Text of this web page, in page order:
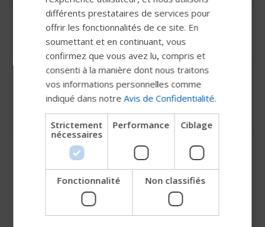
TiLite X order form
TiLite Z order form
Essayez notre nouveau guide
Permobil
DUTCH
GERMAN
DANISH
NORWEGIAN
CHINESE (SIMPLIFIED)
SPANISH
différents prestataires de services pour
offrir les fonctionnalités de ce site. En
soumettant et en continuant, vous
confirmez que vous avez lu, compris et
consenti à la manière dont nous traitons
vos informations personnelles comme
indiqué dans notreAvis de Confidentialité.
Strictement
nécessaires
Performance Ciblage
Fonctionnalité Non classifiés